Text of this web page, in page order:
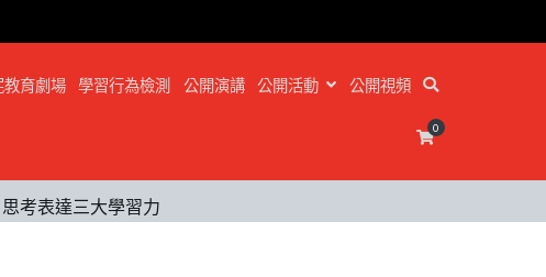
教育劇場 學習行為檢測 公開演講 公開活動 公開視頻
0
考表達三大學習力